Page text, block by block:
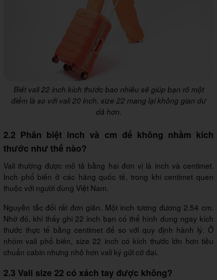
Biết vali 22 inch kích thước bao nhiêu sẽ giúp bạn rõ một
điểm là so với vali 20 inch, size 22 mang lại không gian dư
dả hơn.
2.2 Phân biệt inch và cm để không nhầm kích
thước như thế nào?
Vali thường được mô tả bằng hai đơn vị là inch và centimet.
Inch phổ biến ở các hãng quốc tế, trong khi centimet quen
thuộc với người dùng Việt Nam.
Nguyên tắc đổi rất đơn giản. Một inch tương đương 2.54 cm.
Nhờ đó, khi thấy ghi 22 inch bạn có thể hình dung ngay kích
thước thực tế bằng centimet để so với quy định hành lý. Ở
nhóm vali phổ biến, size 22 inch có kích thước lớn hơn tiêu
chuẩn cabin nhưng nhỏ hơn vali ký gửi cỡ đại.
2.3 Vali size 22 có xách tay được không?